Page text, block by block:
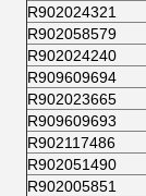
R902024321
R902058579
R902024240
R909609694
R902023665
R909609693
R902117486
R902051490
R902005851